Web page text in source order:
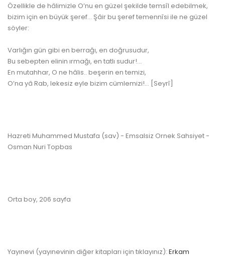
Özellikle de hâlimizle O’nu en güzel şekilde temsîl edebilmek,
bizim için en büyük şeref… Şâir bu şeref temennîsi ile ne güzel
söyler:
Varlığın gün gibi en berrağı, en doğrusudur,
Bu sebepten elinin ırmağı, en tatlı sudur!…
En mutahhar, O ne hâlis.. beşerin en temizi,
O’na yâ Rab, lekesiz eyle bizim cümlemizi!… [Seyrî]
Hazreti Muhammed Mustafa (sav) - Emsalsiz Ornek Sahsiyet -
Osman Nuri Topbas
Orta boy, 206 sayfa
Yayınevi (yayınevinin diğer kitapları için tıklayınız): Erkam